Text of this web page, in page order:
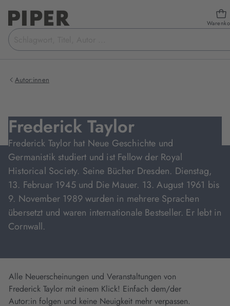
Suchbegriff
eingeben
Autor:innen
Frederick Taylor
Frederick Taylor hat Neue Geschichte und
Germanistik studiert und ist Fellow der Royal
Historical Society. Seine Bücher Dresden. Dienstag,
13. Februar 1945 und Die Mauer. 13. August 1961 bis
9. November 1989 wurden in mehrere Sprachen
übersetzt und waren internationale Bestseller. Er lebt in
Cornwall.
Alle Neuerscheinungen und Veranstaltungen von
Frederick Taylor mit einem Klick! Einfach dem/der
Autor:in folgen und keine Neuigkeit mehr verpassen.